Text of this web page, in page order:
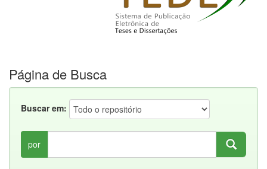
Página de Busca
Buscar em:
por